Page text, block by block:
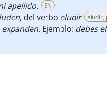
apellido.
EN
, del verbo eludir eludir,
expanden. Ejemplo: debes